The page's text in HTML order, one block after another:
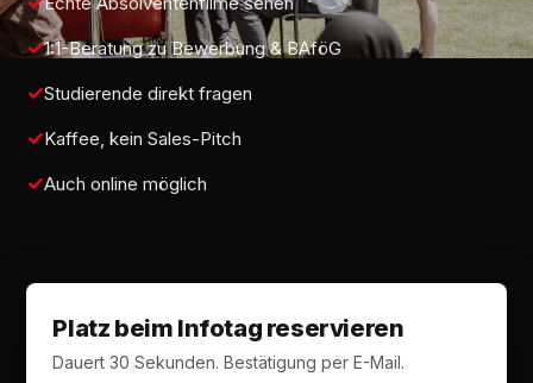
1:1-Beratung zu Bewerbung & BAföG
Studierende direkt fragen
Kaffee, kein Sales-Pitch
Auch online möglich
Platz beim Infotag reservieren
Dauert 30 Sekunden. Bestätigung per E-Mail.